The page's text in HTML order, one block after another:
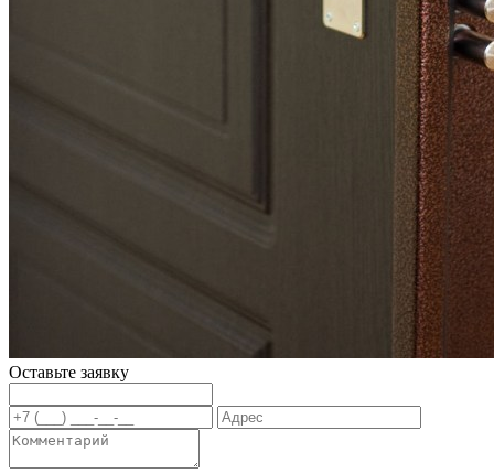
Оставьте заявку